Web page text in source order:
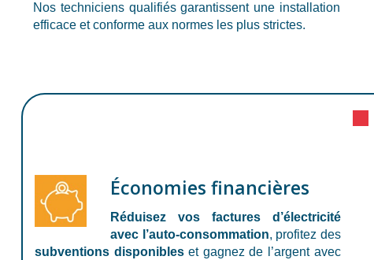
Nos techniciens qualifiés garantissent une installation
efficace et conforme aux normes les plus strictes.
Économies financières
Réduisez vos factures d’électricité
avec l’auto-consommation, profitez des
subventions disponibleset gagnez de l’argent avec